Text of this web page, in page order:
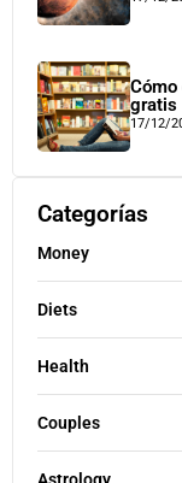
gratis
17/12/
Categorías
Money
Diets
Health
Couples